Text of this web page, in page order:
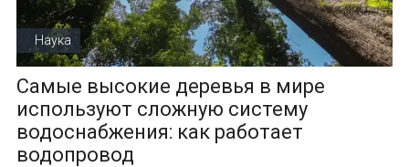
Наука
Самые высокие деревья в мире
используют сложную систему
водоснабжения: как работает
водопровод